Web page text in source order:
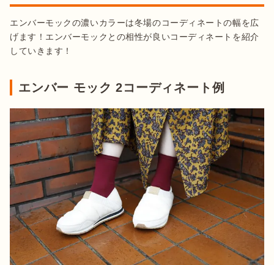
エンバーモックの濃いカラーは冬場のコーディネートの幅を広
げます！エンバーモックとの相性が良いコーディネートを紹介
していきます！
エンバー モック 2コーディネート例